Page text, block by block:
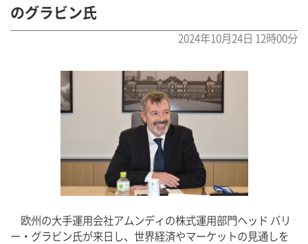
のグラビン氏
2024年10月24日 12時00分
欧州の大手運用会社アムンディの株式運用部門ヘッド バリ
ー・グラビン氏が来日し、世界経済やマーケットの見通しを